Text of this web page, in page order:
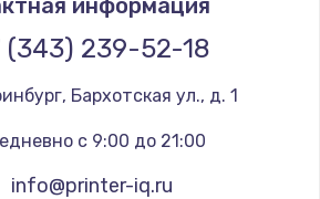
(343) 239-52-18
, Бархотская ул., д. 1
с 9:00 до 21:00
info@printer-iq.ru